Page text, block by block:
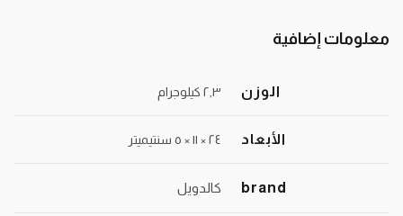
معلومات إضافية
الوزن ٢٫٣ كيلوجرام
الأبعاد ٢٤ × ١١ × ٥ سنتيميتر
brand كالدويل